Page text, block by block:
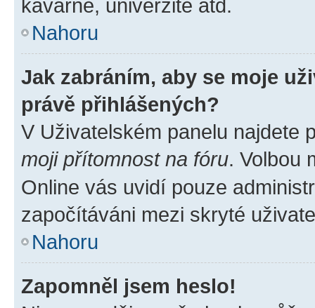
kavárně, univerzitě atd.
Nahoru
Jak zabráním, aby se moje
právě přihlášených?
V Uživatelském panelu najdete
moji přítomnost na fóru. Volbou
Online vás uvidí pouze
započítáváni mezi skryté
Nahoru
Zapomněl jsem heslo!